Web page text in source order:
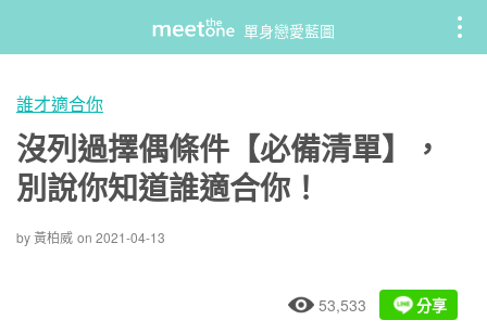
單身戀愛藍圖
誰才適合你
沒列過擇偶條件【必備清單】，
別說你知道誰適合你！
by黃柏威 on 2021-04-13
53,533 分享